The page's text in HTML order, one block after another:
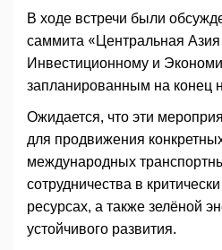
В ходе встречи были
саммита «Центральная
Инвестиционному и
запланированным на конец
Ожидается, что эти
для продвижения
международных
сотрудничества в
ресурсах, а также зелёной
устойчивого развития.